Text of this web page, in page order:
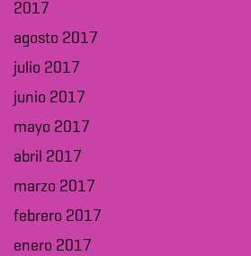
2017
agosto 2017
julio 2017
junio 2017
mayo 2017
abril 2017
marzo 2017
febrero 2017
enero 2017